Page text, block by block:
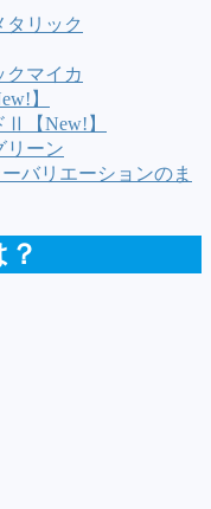
タリック
クマイカ
】
Ⅱ【New!】
リーン
バリエーションのま